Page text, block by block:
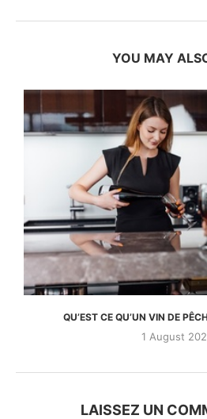
YOU MAY
QU’EST CE QU’UN VIN DE
1 August
LAISSEZ UN